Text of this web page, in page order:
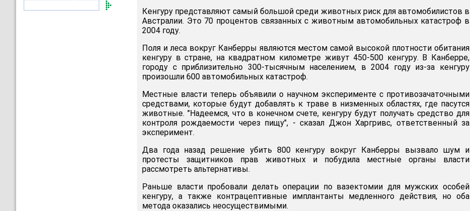
Кенгуру представляют самый большой среди животных риск для автомобилистов в
Австралии. Это 70 процентов связанных с животным автомобильных катастроф в
2004 году.
Поля и леса вокруг Канберры являются местом самой высокой плотности обитания
кенгуру в стране, на квадратном километре живут 450-500 кенгуру. В Канберре,
городу с приблизительно 300-тысячным населением, в 2004 году из-за кенгуру
произошли 600 автомобильных катастроф.
Местные власти теперь объявили о научном эксперименте с противозачаточными
средствами, которые будут добавлять к траве в низменных областях, где пасутся
животные. "Надеемся, что в конечном счете, кенгуру будут получать средство для
контроля рождаемости через пищу", - сказал Джон Харгривс, ответственный за
эксперимент.
Два года назад решение убить 800 кенгуру вокруг Канберры вызвало шум и
протесты защитников прав животных и побудила местные органы власти
рассмотреть альтернативы.
Раньше власти пробовали делать операции по вазектомии для мужских особей
кенгуру, а также контрацептивные имплантанты медленного действия, но оба
метода оказались неосуществимыми.